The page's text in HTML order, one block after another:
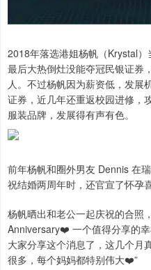
2018年落选港姐杨帆（Krystal
最后大热倒灶没能夺冠民银证券
人。不过杨帆因为薪资低，发展
证券，近几年还重返校园进修，
服装品牌，发展得有声有色。
前年杨帆和圈外男友 Dennis 在
祝结婚两周年时，还官宣了怀孕
杨帆晒出和老公一起庆祝的合照
Anniversary❤️ 一个值得分享的
大家分享这个消息了，这几个月
很多，每个妈妈都特别伟大❤️”